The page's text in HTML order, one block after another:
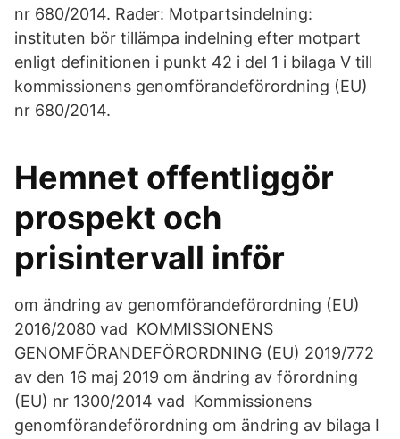
nr 680/2014. Rader: Motpartsindelning:
instituten bör tillämpa indelning efter motpart
enligt definitionen i punkt 42 i del 1 i bilaga V till
kommissionens genomförandeförordning (EU)
nr 680/2014.
Hemnet offentliggör
prospekt och
prisintervall inför
om ändring av genomförandeförordning (EU)
2016/2080 vad KOMMISSIONENS
GENOMFÖRANDEFÖRORDNING (EU) 2019/772
av den 16 maj 2019 om ändring av förordning
(EU) nr 1300/2014 vad Kommissionens
genomförandeförordning om ändring av bilaga I